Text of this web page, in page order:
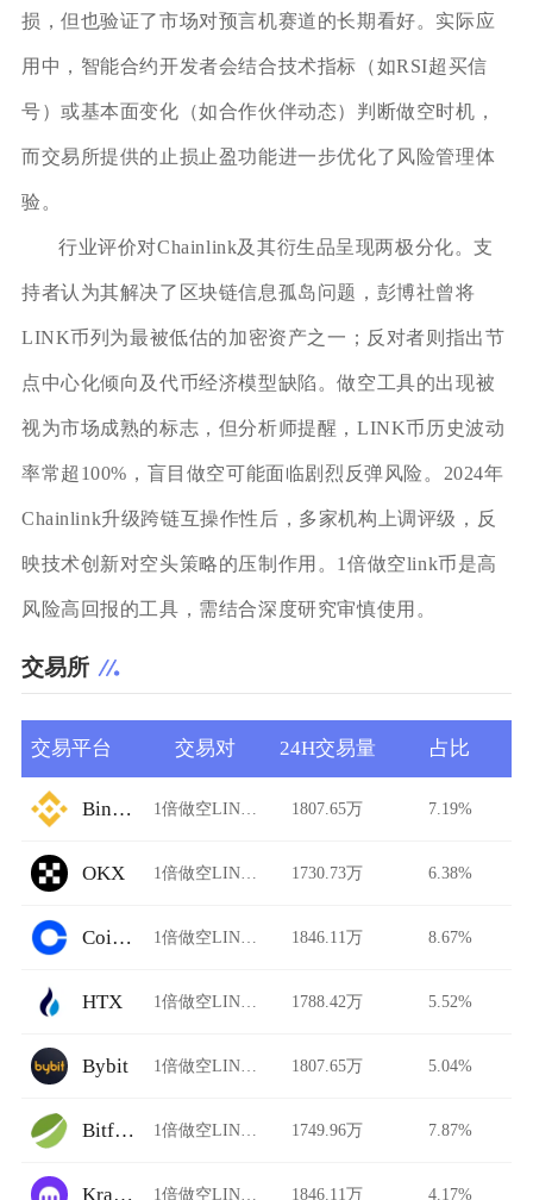
损，但也验证了市场对预言机赛道的长期看好。实际应
用中，智能合约开发者会结合技术指标（如RSI超买信
号）或基本面变化（如合作伙伴动态）判断做空时机，
而交易所提供的止损止盈功能进一步优化了风险管理体
验。
行业评价对Chainlink及其衍生品呈现两极分化。支
持者认为其解决了区块链信息孤岛问题，彭博社曾将
LINK币列为最被低估的加密资产之一；反对者则指出节
点中心化倾向及代币经济模型缺陷。做空工具的出现被
视为市场成熟的标志，但分析师提醒，LINK币历史波动
率常超100%，盲目做空可能面临剧烈反弹风险。2024年
Chainlink升级跨链互操作性后，多家机构上调评级，反
映技术创新对空头策略的压制作用。1倍做空link币是高
风险高回报的工具，需结合深度研究审慎使用。
交易所
交易平台 交易对 24H交易量 占比
Binance 1倍做空LINK/USDT 1807.65万 7.19%
OKX 1倍做空LINK/USDT 1730.73万 6.38%
Coinbase 1倍做空LINK/USDT 1846.11万 8.67%
HTX 1倍做空LINK/USDT 1788.42万 5.52%
Bybit 1倍做空LINK/USDT 1807.65万 5.04%
Bitfinex 1倍做空LINK/USDT 1749.96万 7.87%
Kraken 1倍做空LINK/USDT 1846.11万 4.17%